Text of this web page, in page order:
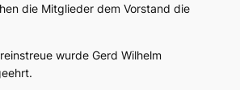
die Mitglieder dem Vorstand die
wurde Gerd Wilhelm